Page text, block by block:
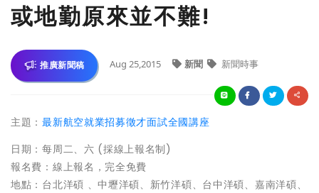
或地勤原來並不難!
推廣新聞稿 Aug 25,2015 新聞 新聞時事
主題：最新航空就業招募徵才面試全國講座
日期：每周二、六 (採線上報名制)
報名費：線上報名，完全免費
地點：台北洋碩 、中壢洋碩、新竹洋碩、台中洋碩、嘉南洋碩、